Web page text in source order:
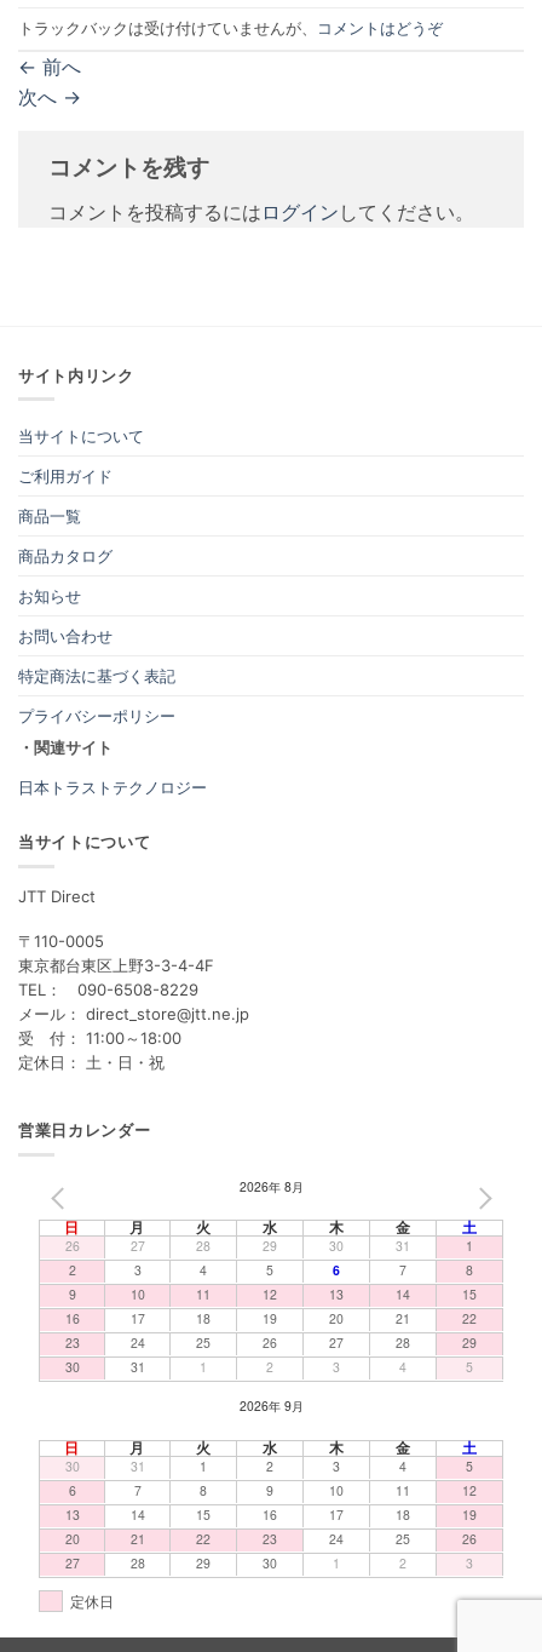
トラックバックは受け付けていませんが、 コメントはどうぞ
← 前へ
次へ →
コメントを残す
コメントを投稿するには ログイン してください。
サイト内リンク
当サイトについて
ご利用ガイド
商品一覧
商品カタログ
お知らせ
お問い合わせ
特定商法に基づく表記
プライバシーポリシー
・関連サイト
日本トラストテクノロジー
当サイトについて
JTT Direct
〒110-0005
東京都台東区上野3-3-4-4F
TEL： 090-6508-8229
メール： direct_store@jtt.ne.jp
受 付： 11:00～18:00
定休日： 土・日・祝
営業日カレンダー
2026年 8月
日 月 火 水 木 金 土
26 27 28 29 30 31
1
2
3 4 5 6 7
8
9
10 11 12 13 14
15
16
17 18 19 20 21
22
23
24 25 26 27 28
29
30
31 1 2 3 4 5
2026年 9月
日 月 火 水 木 金 土
30 31 1 2 3 4
5
6
7 8 9 10 11
12
13
14 15 16 17 18
19
20
21 22 23 24 25
26
27
28 29 30 1 2 3
定休日